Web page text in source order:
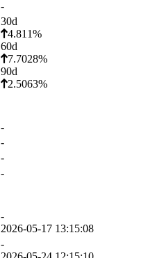
-
30d
4.811%
60d
7.7028%
90d
2.5063%
-
-
-
-
-
2026-05-17 13:15:08
-